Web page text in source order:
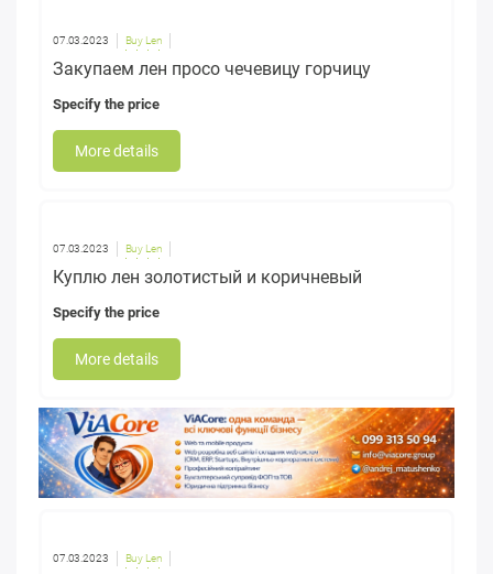
07.03.2023 Buy Len
Закупаем лен просо чечевицу горчицу
Specify the price
More details
07.03.2023 Buy Len
Куплю лен золотистый и коричневый
Specify the price
More details
07.03.2023 Buy Len